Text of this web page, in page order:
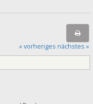
« vorheriges nächstes »